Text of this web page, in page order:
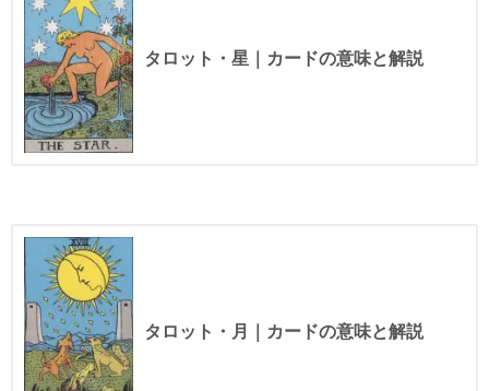
タロット・星｜カードの意味と解説
タロット・月｜カードの意味と解説